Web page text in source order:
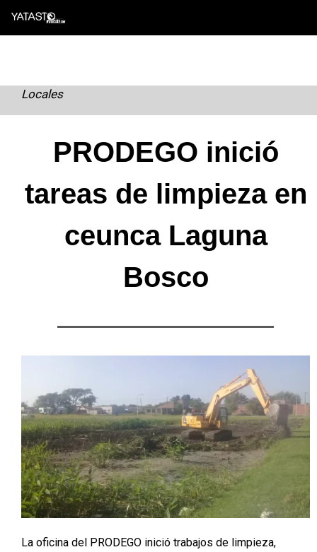
Skip
Locales
PRODEGO inició
tareas de limpieza en
ceunca Laguna
Bosco
La oficina del PRODEGO inició trabajos de limpieza,